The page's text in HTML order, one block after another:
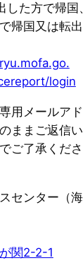
した方で帰国
帰国又は転
login
用メールア
ままご返信
ご了承くだ
センター（
関2-2-1